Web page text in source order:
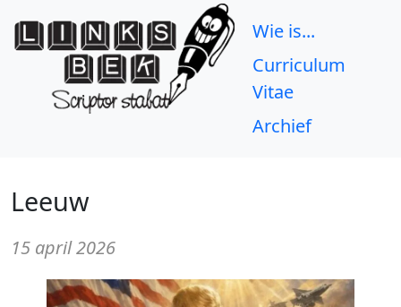
Wie is...
Curriculum
Vitae
Archief
Leeuw
15 april 2026